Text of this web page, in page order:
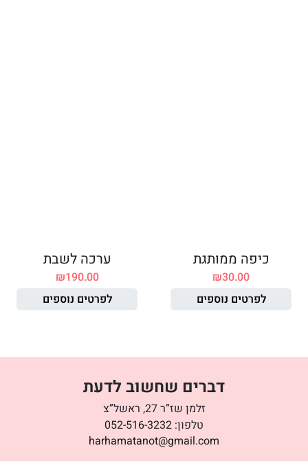
כיפה ממותגת
₪30.00
לפרטים נוספים
ערכה לשבת
₪190.00
לפרטים נוספים
דברים שחשוב לדעת
זלמן שז”ר 27, ראשל”צ
טלפון: 052-516-3232
harhamatanot@gmail.com